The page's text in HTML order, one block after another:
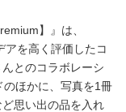
】』は、
アを高く評価したコ
とのコラボレーシ
のほかに、写真を1冊
思い出の品を入れ